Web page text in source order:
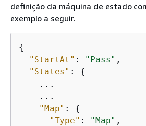
definição da máquina de estado
exemplo a seguir.
{
"StartAt" : "Pass" ,
"States" : {
    ...
    ...
"Map" : {
"Type" : "Map" ,